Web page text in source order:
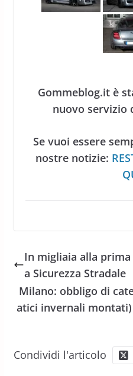
Gommeblog.it è
nuovo servizio
Se vuoi essere
nostre notizie:
In migliaia alla
a Sicurezza Stradale
Milano: obbligo di
atici invernali
Condividi l'articolo